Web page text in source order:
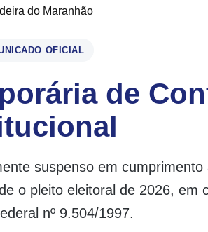
OFICIAL
de
suspenso em cumprimento
o pleito eleitoral de 2026, em
nº 9.504/1997.